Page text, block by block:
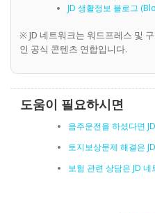
JD 생활정보 블로그
※ JD 네트워크는 워드프레스 및
인 공식 콘텐츠 연합입니다.
도움이 필요하시면
음주운전을 하셨다면
토지보상문제 해결은
보험 관련 상담은 JD